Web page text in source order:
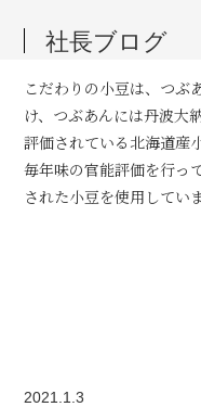
社長ブログ
こだわりの小豆は、つぶ
け、つぶあんには丹波大
評価されている北海道産
毎年味の官能評価を行っ
された小豆を使用していま
2021.1.3